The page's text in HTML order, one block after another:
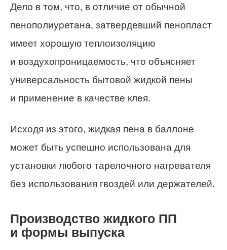
Дело в том, что, в отличие от обычной
пенополиуретана, затвердевший пенопласт
имеет хорошую теплоизоляцию
и воздухопроницаемость, что объясняет
универсальность бытовой жидкой пены
и применение в качестве клея.
Исходя из этого, жидкая пена в баллоне
может быть успешно использована для
установки любого тарелочного нагревателя
без использования гвоздей или держателей.
Производство жидкого ПП
и формы выпуска